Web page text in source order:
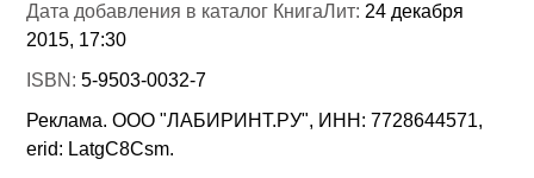
Дата добавления в каталог КнигаЛит: 24 декабря
2015, 17:30
ISBN:5-9503-0032-7
Реклама. ООО "ЛАБИРИНТ.РУ", ИНН: 7728644571,
erid: LatgC8Csm.